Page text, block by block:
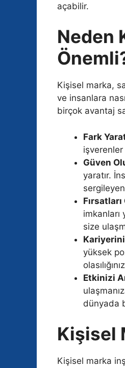
açabilir.
Neden
Kişisel marka,
ve insanlara
birçok avantaj
Fark
işverenler
Güven
yaratır.
imkanları
size
yüksek
Etkinizi
dünyada
Kişisel
Kişisel marka